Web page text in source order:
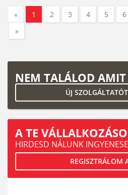
« 1 2 3 4 5 6
»
NEM TALÁLOD AMIT
ÚJ
A TE
HIRDESD NÁLUNK
REGISZTRÁLOM